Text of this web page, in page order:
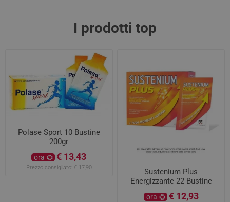
I prodotti top
Polase Sport 10 Bustine
200gr
ora € 13,43
Prezzo consigliato: € 17,90
Sustenium Plus
Energizzante 22 Bustine
ora € 12,93